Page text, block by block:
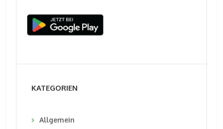
KATEGORIEN
Allgemein